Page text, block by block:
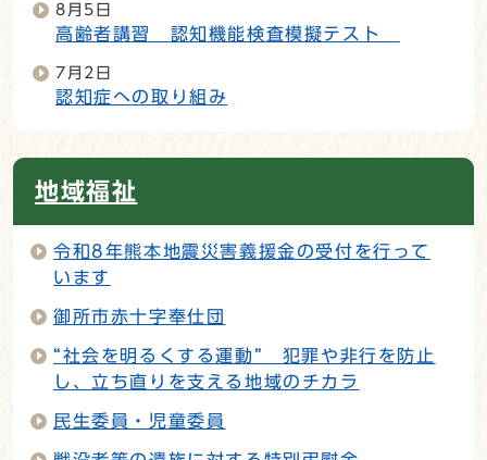
8月5日
高齢者講習 認知機能検査模擬テスト
7月2日
認知症への取り組み
地域福祉
令和8年熊本地震災害義援金の受付を行って
います
御所市赤十字奉仕団
“社会を明るくする運動” 犯罪や非行を防止
し、立ち直りを支える地域のチカラ
民生委員・児童委員